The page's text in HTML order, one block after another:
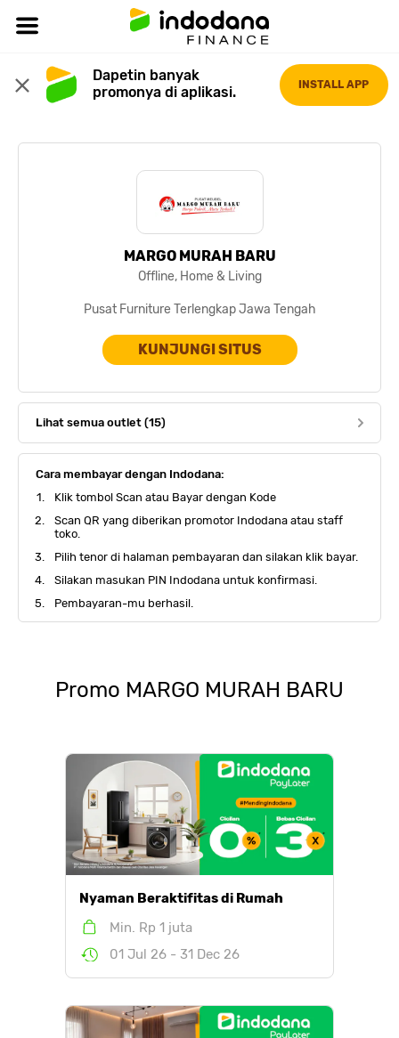
Dapetin banyak
promonya di aplikasi.
INSTALL APP
MARGO MURAH BARU
Offline, Home & Living
Pusat Furniture Terlengkap Jawa Tengah
KUNJUNGI SITUS
Lihat semua outlet (15)
Cara membayar dengan Indodana:
Klik tombol Scan atau Bayar dengan Kode
Scan QR yang diberikan promotor Indodana atau staff
toko.
Pilih tenor di halaman pembayaran dan silakan klik bayar.
Silakan masukan PIN Indodana untuk konfirmasi.
Pembayaran-mu berhasil.
Promo MARGO MURAH BARU
Nyaman Beraktifitas di Rumah
Min. Rp 1 juta
01 Jul 26 - 31 Dec 26